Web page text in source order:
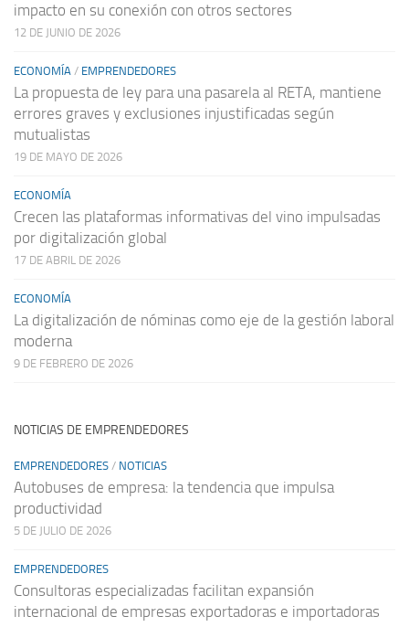
impacto en su conexión con otros sectores
12 DE JUNIO DE 2026
ECONOMÍA / EMPRENDEDORES
La propuesta de ley para una pasarela al RETA, mantiene
errores graves y exclusiones injustificadas según
mutualistas
19 DE MAYO DE 2026
ECONOMÍA
Crecen las plataformas informativas del vino impulsadas
por digitalización global
17 DE ABRIL DE 2026
ECONOMÍA
La digitalización de nóminas como eje de la gestión laboral
moderna
9 DE FEBRERO DE 2026
NOTICIAS DE EMPRENDEDORES
EMPRENDEDORES / NOTICIAS
Autobuses de empresa: la tendencia que impulsa
productividad
5 DE JULIO DE 2026
EMPRENDEDORES
Consultoras especializadas facilitan expansión
internacional de empresas exportadoras e importadoras